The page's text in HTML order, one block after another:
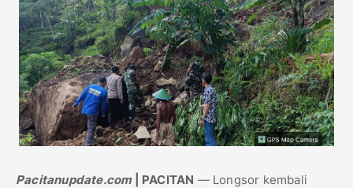
Pacitanupdate.com | PACITAN — Longsor kembali